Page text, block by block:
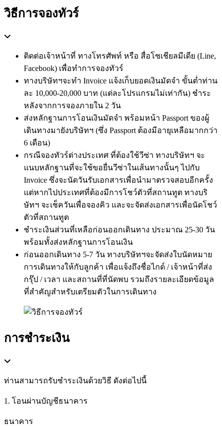
วิธีการจองทัวร์
ติดต่อเจ้าหน้าที่ ทางโทรศัพท์ หรือ สื่อโซเชียลมีเดีย (Line,
Facebook) เพื่อทำการจองทัวร์
ทางบริษัทฯจะทำ Invoice แจ้งเก็บยอดเงินมัดจำ ขั้นต่ำท่าน
ละ 10,000-20,000 บาท (แต่ละโปรแกรมไม่เท่ากัน) ชำระ
หลังจากการจองภายใน 2 วัน
ส่งหลักฐานการโอนเงินมัดจำ พร้อมหน้า Passport ของผู้
เดินทางมายังบริษัทฯ (ซึ่ง Passport ต้องมีอายุเหลือมากกว่า
6 เดือน)
กรณีจองทัวร์ต่างประเทศ ที่ต้องใช้วีซ่า ทางบริษัทฯ จะ
แนบหลักฐานที่จะใช้ขอยื่นวีซ่าในเส้นทางนั้นๆ ไปกับ
Invoice ซึ่งจะนัดวันรับเอกสารเพื่อนำมาตรวจสอบอีกครั้ง
แต่หากไปประเทศที่ต้องมีการโชว์ตัวที่สถานทูต ทางบริ
ษัทฯ จะเช็ควันเพื่อจองคิว และจะจัดส่งเอกสารเพื่อนัดโชว์
ตัวที่สถานทูต
ชำระเงินส่วนที่เหลือก่อนออกเดินทาง ประมาณ 25-30 วัน
พร้อมทั้งส่งหลักฐานการโอนเงิน
ก่อนออกเดินทาง 5-7 วัน ทางบริษัทฯจะจัดส่งใบนัดหมาย
การเดินทางให้กับลูกค้า เพื่อแจ้งถึงชื่อไกด์ / เจ้าหน้าที่ส่ง
กรุ๊ป / เวลา และสถานที่ที่นัดพบ รวมถึงรายละเอียดข้อมูล
ที่สำคัญสำหรับเตรียมตัวในการเดินทาง
การชำระเงิน
ท่านสามารถรับชำระเงินด้วยวิธี ดังต่อไปนี้
1. โอนผ่านบัญชีธนาคาร
ธนาคาร